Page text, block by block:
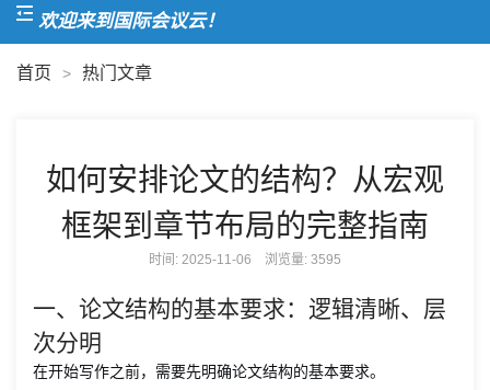
欢迎来到国际会议云！
首页 > 热门文章
如何安排论文的结构？从宏观
框架到章节布局的完整指南
时间: 2025-11-06 浏览量: 3595
一、论文结构的基本要求：逻辑清晰、层
次分明
在开始写作之前，需要先明确论文结构的基本要求。